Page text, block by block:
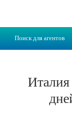
Поиск для агентов